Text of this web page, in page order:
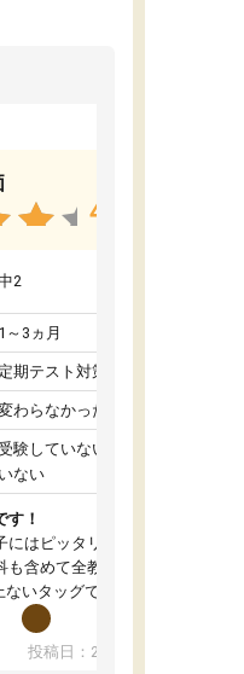
4.4
2
1～3ヵ月
定期テスト対策
わらなかった
験していない/結果が出て
いない
す！
はピッタリの塾です。
含めて全教科対応で、東
いタッグで、学習をサポ
自習室もまだ使えていませ
東大生が常駐していま
投稿日：2026年06月18日